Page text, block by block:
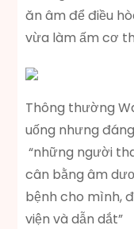
ăn âm để điều
vừa làm ấm cơ
Thông thường
uống nhưng
“những người
cân bằng âm
bệnh cho mình,
viện và dẫn dắt”